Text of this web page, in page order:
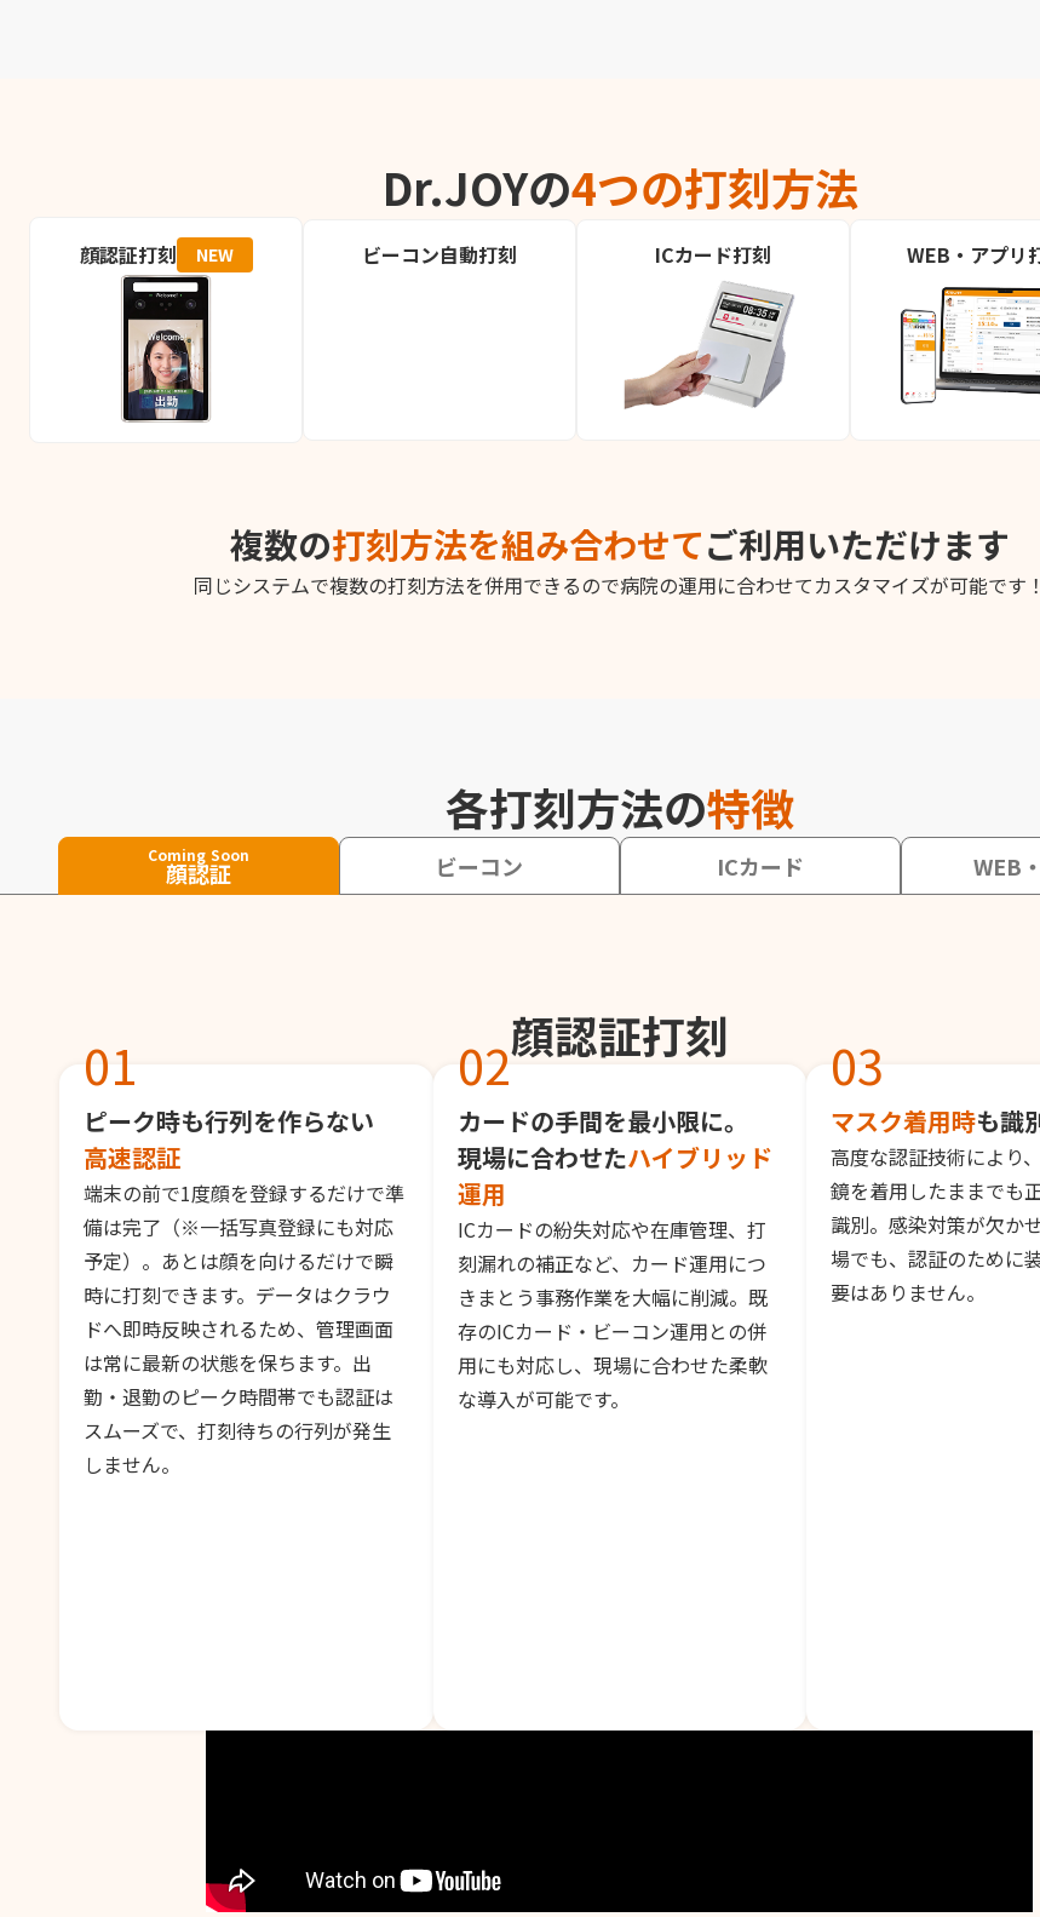
Dr.JOYの4つの打刻方法
顔認証打刻 NEW ビーコン自動打刻 ICカード打刻 WEB・アプリ
複数の打刻方法を組み合わせてご利用いただけます
同じシステムで複数の打刻方法を併用できるので病院の運用に合わせてカスタマイズが可能です！
各打刻方法の特徴
Coming Soon
顔認証 ビーコン ICカード WEB
顔認証打刻
ピーク時も行列を作らない
高速認証
端末の前で1度顔を登録するだけで準
備は完了（※一括写真登録にも対応
予定）。あとは顔を向けるだけで瞬
時に打刻できます。データはクラウ
ドへ即時反映されるため、管理画面
は常に最新の状態を保ちます。出
勤・退勤のピーク時間帯でも認証は
スムーズで、打刻待ちの行列が発生
しません。
01
カードの手間を最小限に。
現場に合わせたハイブリッド
運用
ICカードの紛失対応や在庫管理、打
刻漏れの補正など、カード運用につ
きまとう事務作業を大幅に削減。既
存のICカード・ビーコン運用との併
用にも対応し、現場に合わせた柔軟
な導入が可能です。
02
マスク着用時も識
高度な認証技術により
鏡を着用したままでも
識別。感染対策が欠か
場でも、認証のために
要はありません。
03